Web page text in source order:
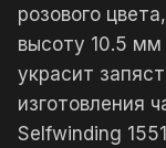
розового
высоту 10.5 мм
украсит
изготовления
Selfwinding